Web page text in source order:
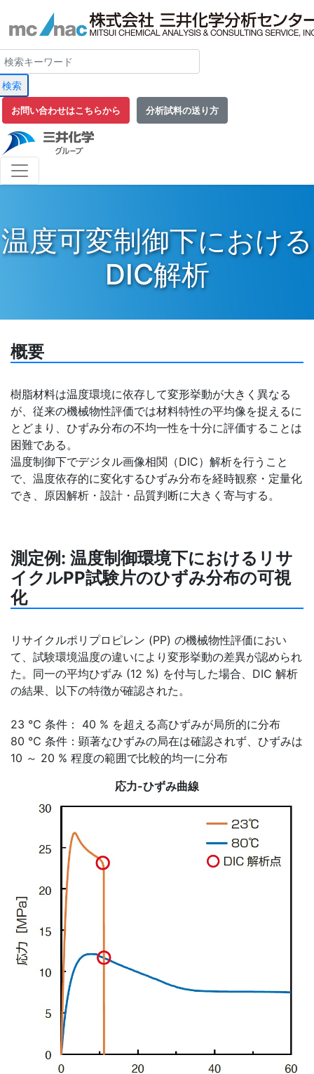
検索
お問い合わせはこちらから 分析試料の送り方
温度可変制御下における
DIC解析
概要
樹脂材料は温度環境に依存して変形挙動が大きく異なる
が、従来の機械物性評価では材料特性の平均像を捉えるに
とどまり、ひずみ分布の不均一性を十分に評価することは
困難である。
温度制御下でデジタル画像相関（DIC）解析を行うこと
で、温度依存的に変化するひずみ分布を経時観察・定量化
でき、原因解析・設計・品質判断に大きく寄与する。
測定例: 温度制御環境下におけるリサ
イクルPP試験片のひずみ分布の可視
化
リサイクルポリプロピレン (PP) の機械物性評価におい
て、試験環境温度の違いにより変形挙動の差異が認められ
た。同一の平均ひずみ (12 %) を付与した場合、DIC 解析
の結果、以下の特徴が確認された。
23 ℃ 条件： 40 % を超える高ひずみが局所的に分布
80 ℃ 条件：顕著なひずみの局在は確認されず、ひずみは
10 ～ 20 % 程度の範囲で比較的均一に分布
応力-ひずみ曲線